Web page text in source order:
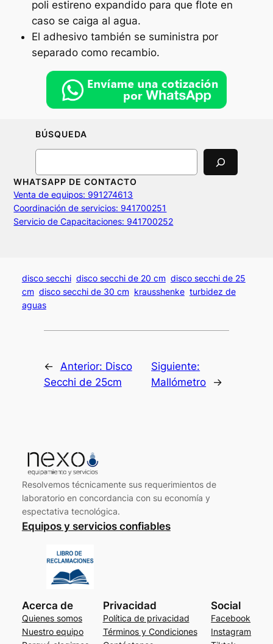
poli estireno expandido para que flote en
caso se caiga al agua.
El adhesivo también se suministra por
separado como recambio.
BÚSQUEDA
Search
WHATSAPP DE CONTACTO
Venta de equipos: 991274613
Coordinación de servicios: 941700251
Servicio de Capacitaciones: 941700252
disco secchi disco secchi de 20 cm disco secchi de 25
cm disco secchi de 30 cm krausshenke turbidez de
aguas
← Anterior: Disco
Secchi de 25cm
Siguiente:
Mallómetro
→
Resolvemos técnicamente sus requerimientos de
laboratorio en concordancia con su economía y
espectativa tecnológica.
Equipos y servicios confiables
Acerca de
Quienes somos
Nuestro equipo
Privacidad
Política de privacidad
Términos y Condiciones
Social
Facebook
Instagram